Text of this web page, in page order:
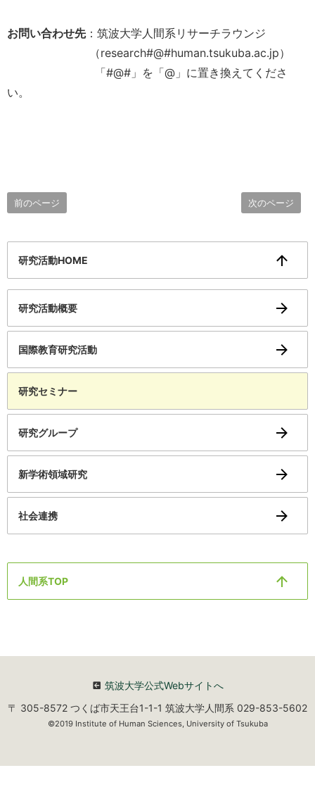
お問い合わせ先：筑波大学人間系リサーチラウンジ
（research#@#human.tsukuba.ac.jp）
「#@#」を「@」に置き換えてくださ
い。
前のページ 次のページ
研究活動HOME
研究活動概要
国際教育研究活動
研究セミナー
研究グループ
新学術領域研究
社会連携
人間系TOP
筑波大学公式Webサイトへ
〒 305-8572 つくば市天王台1-1-1 筑波大学人間系 029-853-5602
©2019 Institute of Human Sciences, University of Tsukuba